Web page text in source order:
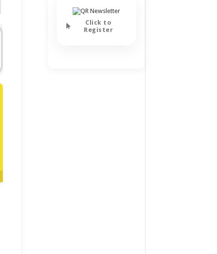
Click to
Register